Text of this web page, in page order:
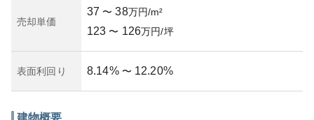
売却単価
37 〜 38万円/m²
123 〜 126万円/坪
表面利回り 8.14% 〜 12.20%
建物概要